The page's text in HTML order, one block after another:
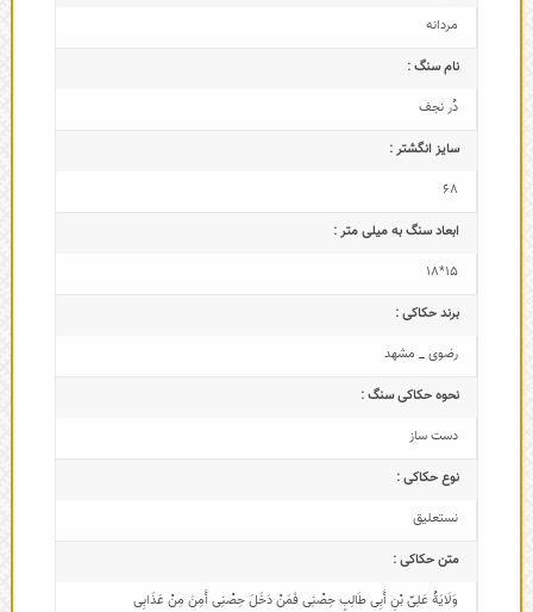
مردانه
نام سنگ :
دُر نجف
سایز انگشتر :
68
ابعاد سنگ به میلی متر :
15*18
برند حکاکی :
رضوی _ مشهد
نحوه حکاکی سنگ :
دست ساز
نوع حکاکی :
نستعلیق
متن حکاکی :
وَلَایَةُ عَلِیِّ بْنِ أَبِی طَالِبٍ حِصْنِی فَمَنْ دَخَلَ حِصْنِی أَمِنَ مِنْ عَذَابِی